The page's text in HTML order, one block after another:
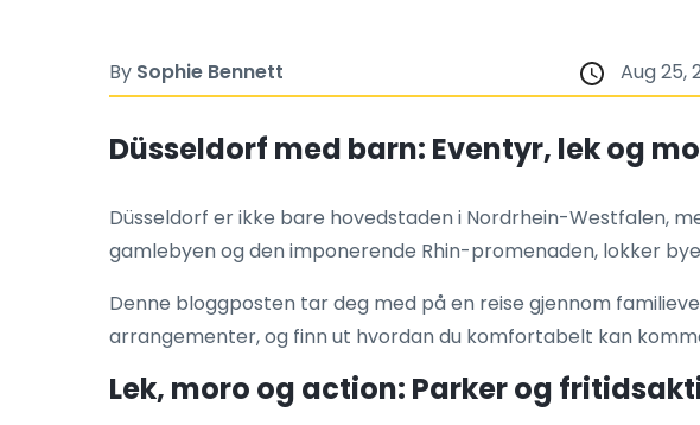
By Sophie Bennett Aug 25,
Düsseldorf med barn: Eventyr, lek og
Düsseldorf er ikke bare hovedstaden i Nordrhein-Westfalen,
gamlebyen og den imponerende Rhin-promenaden, lokker
Denne bloggposten tar deg med på en reise gjennom
arrangementer, og finn ut hvordan du komfortabelt kan
Lek, moro og action: Parker og